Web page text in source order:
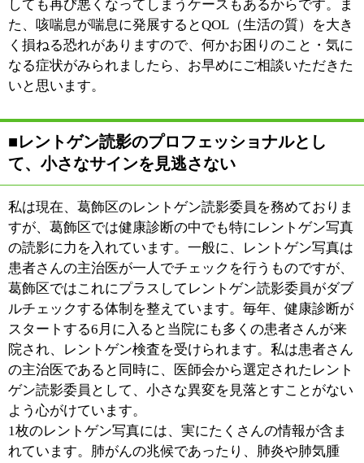
科目 : ●内科●呼吸器内科●アレルギー科●訪問診療
TEL : 03-3696-3333
休診日 水曜・土曜午後・日曜・祝日
所在地 : 葛飾区東新小岩6-2-4
WEB : https://www.tanakagaku-cl.com/
受付時間 :
［平日］8：45～12：30 14：45～18：30
［土曜］8：45～12：30
駐車場 :
クリニック横、１台分有り ●ユニバーサル
ドラック前にコインパーキング8台有
このページの先頭へ
江戸川区時間 江東区時間 墨田区時間
| モバイル
© 2013 art blue Inc.